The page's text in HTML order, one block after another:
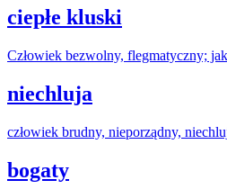
ciepłe kluski
Człowiek bezwolny, flegmatyczny;
niechluja
człowiek brudny, nieporządny,
bogaty